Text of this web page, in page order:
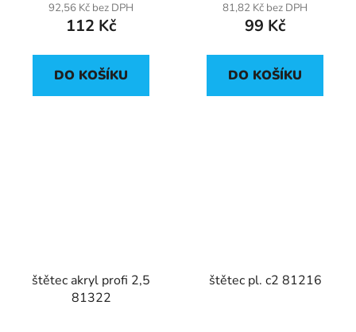
92,56 Kč bez DPH
112 Kč
DO KOŠÍKU
81,82 Kč bez DPH
99 Kč
DO KOŠÍKU
štětec akryl profi 2,5
81322
štětec pl. c2 81216